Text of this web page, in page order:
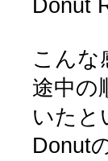
Donut
こんな
途中の
いたと
Donut